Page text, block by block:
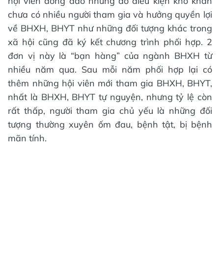
chưa có nhiều người tham gia và hưởng quyền lợi
về BHXH, BHYT như những đối tượng khác trong
xã hội cũng đã ký kết chương trình phối hợp. 2
đơn vị này là “bạn hàng” của ngành BHXH từ
nhiều năm qua. Sau mỗi năm phối hợp lại có
thêm những hội viên mới tham gia BHXH, BHYT,
nhất là BHXH, BHYT tự nguyện, nhưng tỷ lệ còn
rất thấp, người tham gia chủ yếu là những đối
tượng thường xuyên ốm đau, bệnh tật, bị bệnh
mãn tính.